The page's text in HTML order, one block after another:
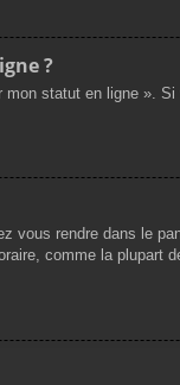
?
statut en ligne
rendre dans le
comme la plupart